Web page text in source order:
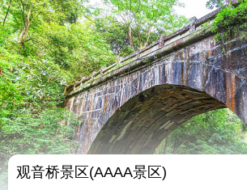
观音桥景区(AAAA景区)
